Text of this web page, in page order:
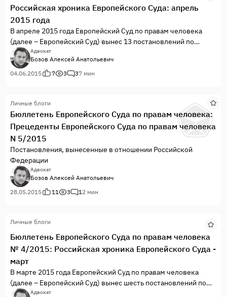
Российская хроника Европейского Суда: апрель
2015 года
В апреле 2015 года Европейский Суд по правам человека
(далее – Европейский Суд) вынес 13 постановлений по
жалобам против Российской Федерации. Все постановления,
кроме двух, разрешенных Комитетами, были вынесены
Палатами Европейского Суда. Из 13 постановлений два
Адвокат
Бозов Алексей Анатольевич
04.06.2015
7 3 37 мин
Личные блоги
Бюллетень Европейского Суда по правам человека:
Прецеденты Европейского Суда по правам человека
N 5/2015
Постановления, вынесенные в отношении Российской
Федерации
Адвокат
Бозов Алексей Анатольевич
28.05.2015
11 3 1 2 мин
Личные блоги
Бюллетень Европейского Суда по правам человека
№ 4/2015: Российская хроника Европейского Суда -
март
В марте 2015 года Европейский Суд по правам человека
(далее – Европейский Суд) вынес шесть постановлений по
жалобам против Российской Федерации. Все постановления,
Адвокат